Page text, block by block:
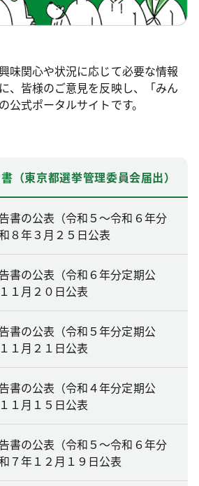
味関心や状況に応じて必要な情報
、皆様のご意見を反映し、「みん
公式ポータルサイトです。
（東京都選挙管理委員会届出）
書の公表（令和５～令和６年分
年３月２５日公表
書の公表（令和６年分定期公
１月２０日公表
書の公表（令和５年分定期公
１月２１日公表
書の公表（令和４年分定期公
１月１５日公表
書の公表（令和５～令和６年分
年１２月１９日公表